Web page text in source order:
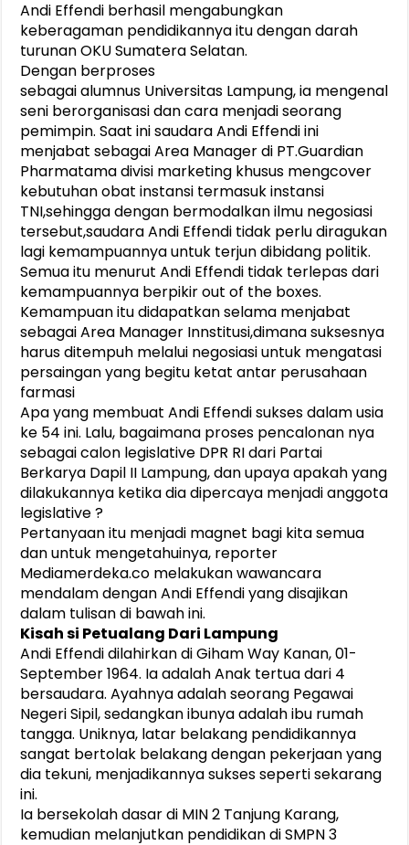
Andi Effendi berhasil mengabungkan
keberagaman pendidikannya itu dengan darah
turunan OKU Sumatera Selatan.
Dengan berproses
sebagai alumnus Universitas Lampung, ia mengenal
seni berorganisasi dan cara menjadi seorang
pemimpin. Saat ini saudara Andi Effendi ini
menjabat sebagai Area Manager di PT.Guardian
Pharmatama divisi marketing khusus mengcover
kebutuhan obat instansi termasuk instansi
TNI,sehingga dengan bermodalkan ilmu negosiasi
tersebut,saudara Andi Effendi tidak perlu diragukan
lagi kemampuannya untuk terjun dibidang politik.
Semua itu menurut Andi Effendi tidak terlepas dari
kemampuannya berpikir out of the boxes.
Kemampuan itu didapatkan selama menjabat
sebagai Area Manager Innstitusi,dimana suksesnya
harus ditempuh melalui negosiasi untuk mengatasi
persaingan yang begitu ketat antar perusahaan
farmasi
Apa yang membuat Andi Effendi sukses dalam usia
ke 54 ini. Lalu, bagaimana proses pencalonan nya
sebagai calon legislative DPR RI dari Partai
Berkarya Dapil II Lampung, dan upaya apakah yang
dilakukannya ketika dia dipercaya menjadi anggota
legislative ?
Pertanyaan itu menjadi magnet bagi kita semua
dan untuk mengetahuinya, reporter
Mediamerdeka.co melakukan wawancara
mendalam dengan Andi Effendi yang disajikan
dalam tulisan di bawah ini.
Kisah si Petualang Dari Lampung
Andi Effendi dilahirkan di Giham Way Kanan, 01-
September 1964. Ia adalah Anak tertua dari 4
bersaudara. Ayahnya adalah seorang Pegawai
Negeri Sipil, sedangkan ibunya adalah ibu rumah
tangga. Uniknya, latar belakang pendidikannya
sangat bertolak belakang dengan pekerjaan yang
dia tekuni, menjadikannya sukses seperti sekarang
ini.
Ia bersekolah dasar di MIN 2 Tanjung Karang,
kemudian melanjutkan pendidikan di SMPN 3